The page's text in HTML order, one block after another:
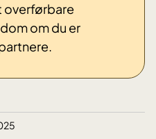
overførbare
om du er